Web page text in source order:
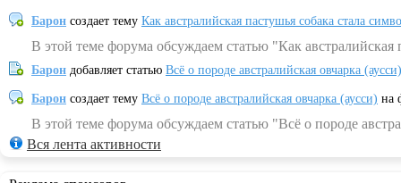
Барон создает тему Как австралийская пастушья собака стала
В этой теме форума обсуждаем статью "Как
Барон добавляет статью Всё о породе австралийская овчарка (аусси)
Барон создает тему Всё о породе австралийская овчарка (аусси) на
В этой теме форума обсуждаем статью "Всё о породе
Вся лента активности